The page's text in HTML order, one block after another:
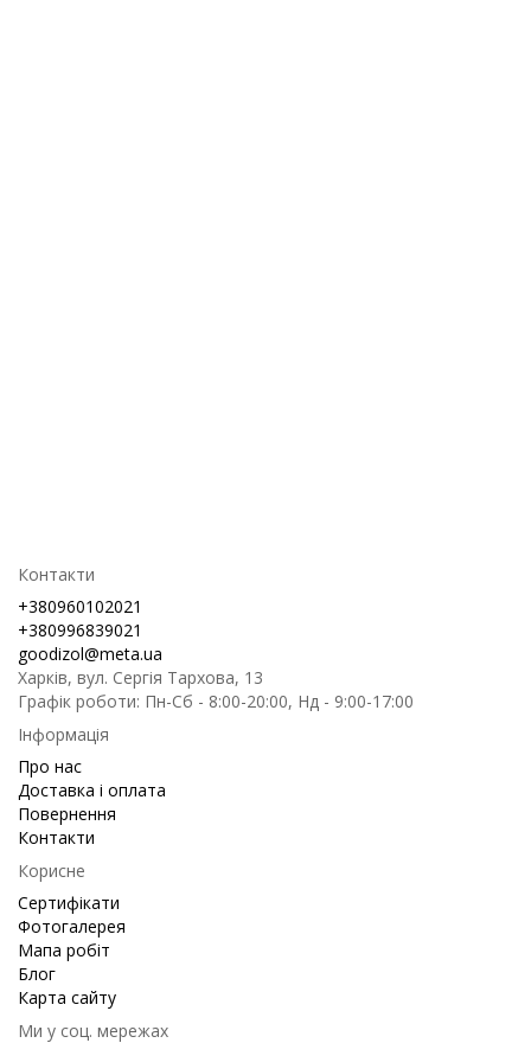
Контакти
+380960102021
+380996839021
goodizol@meta.ua
Харків, вул. Сергія Тархова, 13
Графік роботи: Пн-Сб - 8:00-20:00, Нд - 9:00-17:00
Інформація
Про нас
Доставка і оплата
Повернення
Контакти
Корисне
Сертифікати
Фотогалерея
Мапа робіт
Блог
Карта сайту
Ми у соц. мережах